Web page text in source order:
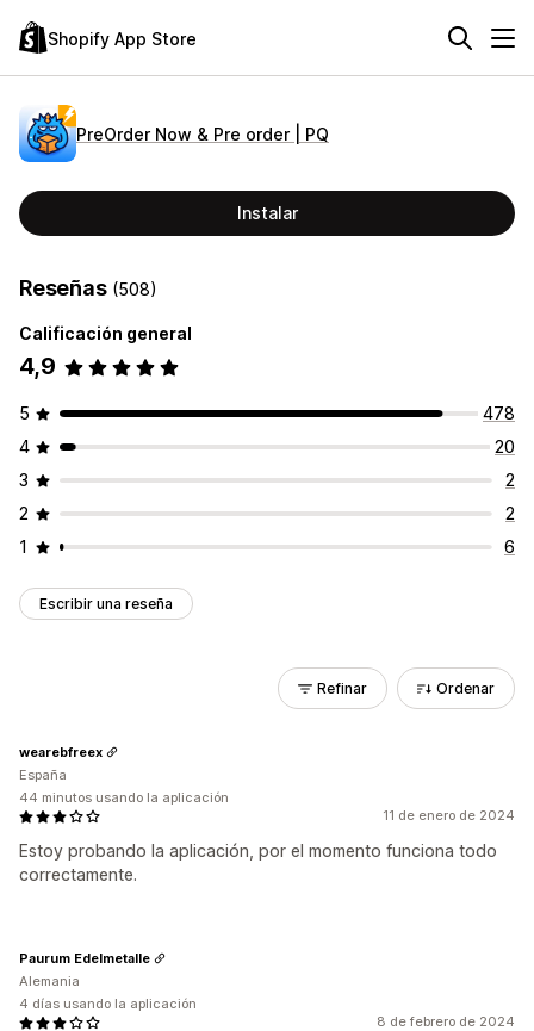
Shopify App Store
PreOrder Now & Pre order | PQ
Instalar
Reseñas (508)
Calificación general
4,9
5
478
4
20
3
2
2
2
1
6
Escribir una reseña
Refinar Ordenar
11 de enero de 2024
Estoy probando la aplicación, por el momento funciona todo
correctamente.
wearebfreex
España
44 minutos usando la aplicación
8 de febrero de 2024
Paurum Edelmetalle
Alemania
4 días usando la aplicación